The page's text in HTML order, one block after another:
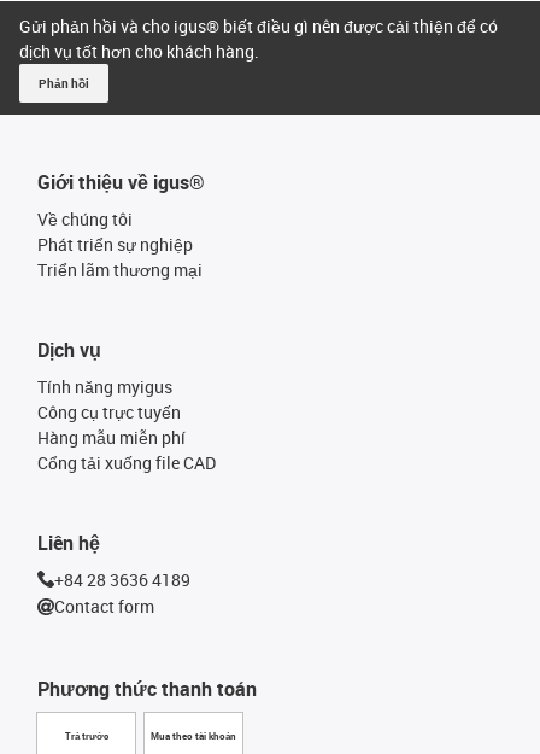
Gửi phản hồi và cho igus® biết điều gì nên được cải thiện để có
dịch vụ tốt hơn cho khách hàng.
Phản hồi
Giới thiệu về igus®
Về chúng tôi
Phát triển sự nghiệp
Triển lãm thương mại
Phương thức thanh toán
Trả trước Mua theo tài khoản
Dịch vụ
Tính năng myigus
Công cụ trực tuyến
Hàng mẫu miễn phí
Cổng tải xuống file CAD
Liên hệ
+84 28 3636 4189
Contact form